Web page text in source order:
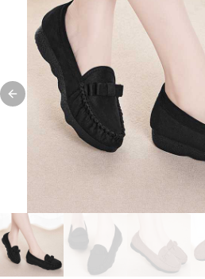
Previous slide